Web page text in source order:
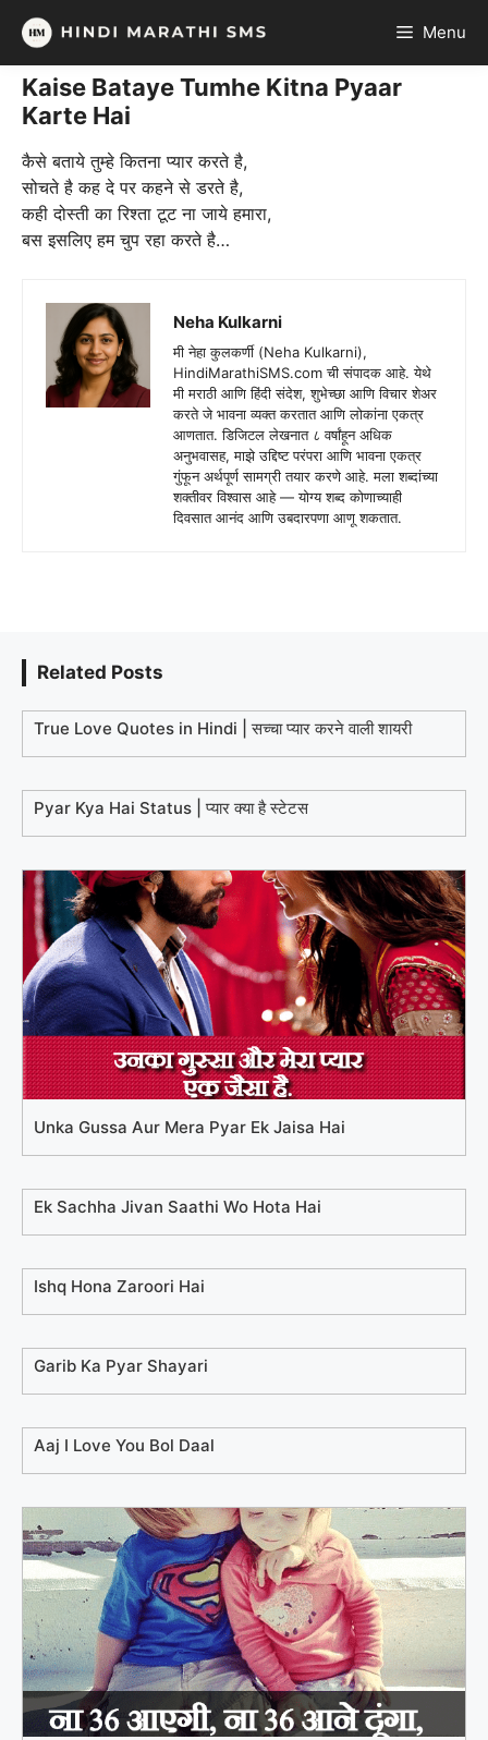
Skip
content
Menu
Kaise Bataye Tumhe Kitna Pyaar
Karte Hai
कैसे बताये तुम्हे कितना प्यार करते है,
सोचते है कह दे पर कहने से डरते है,
कही दोस्ती का रिश्ता टूट ना जाये हमारा,
बस इसलिए हम चुप रहा करते है…
Neha Kulkarni
मी नेहा कुलकर्णी (Neha Kulkarni),
HindiMarathiSMS.com ची संपादक आहे. येथे
मी मराठी आणि हिंदी संदेश, शुभेच्छा आणि विचार शेअर
करते जे भावना व्यक्त करतात आणि लोकांना एकत्र
आणतात. डिजिटल लेखनात ८ वर्षांहून अधिक
अनुभवासह, माझे उद्दिष्ट परंपरा आणि भावना एकत्र
गुंफून अर्थपूर्ण सामग्री तयार करणे आहे. मला शब्दांच्या
शक्तीवर विश्वास आहे — योग्य शब्द कोणाच्याही
दिवसात आनंद आणि उबदारपणा आणू शकतात.
Related Posts
True Love Quotes in Hindi | सच्चा प्यार करने वाली शायरी
Pyar Kya Hai Status | प्यार क्या है स्टेटस
Unka Gussa Aur Mera Pyar Ek Jaisa Hai
Ek Sachha Jivan Saathi Wo Hota Hai
Ishq Hona Zaroori Hai
Garib Ka Pyar Shayari
Aaj I Love You Bol Daal